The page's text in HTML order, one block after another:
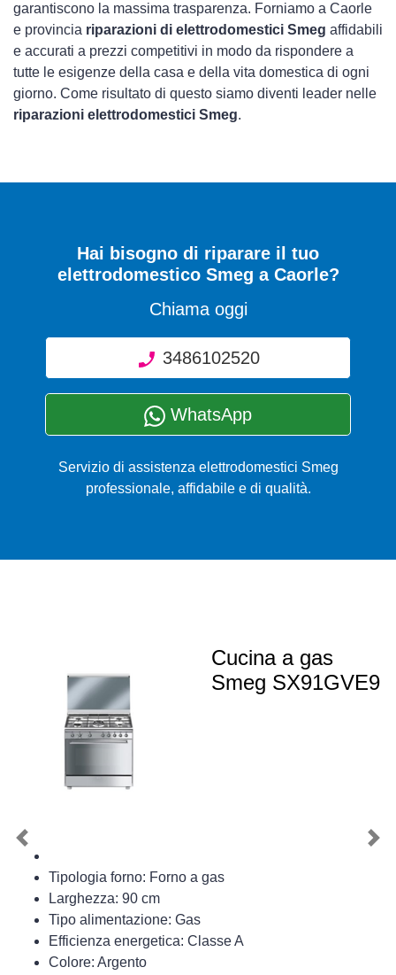
garantiscono la massima trasparenza. Forniamo a Caorle
e provincia riparazioni di elettrodomestici Smeg affidabili
e accurati a prezzi competitivi in modo da rispondere a
tutte le esigenze della casa e della vita domestica di ogni
giorno. Come risultato di questo siamo diventi leader nelle
riparazioni elettrodomestici Smeg.
Hai bisogno di riparare il tuo
elettrodomestico Smeg a Caorle?
Chiama oggi
3486102520
WhatsApp
Servizio di assistenza elettrodomestici Smeg
professionale, affidabile e di qualità.
Cucina a gas
Smeg SX91GVE9
Tipologia forno: Forno a gas
Larghezza: 90 cm
Tipo alimentazione: Gas
Efficienza energetica: Classe A
Colore: Argento
Previous